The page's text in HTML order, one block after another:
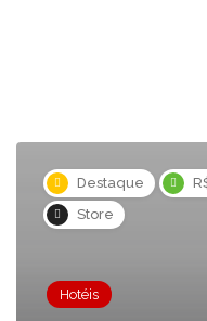
Destaque
Store
Hotéis